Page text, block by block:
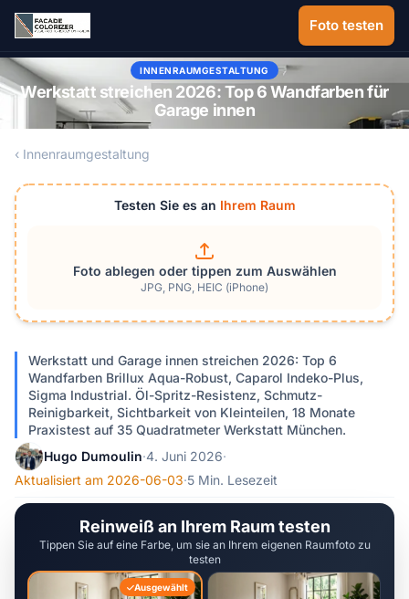
Zum Hauptinhalt springen
Foto testen
INNENRAUMGESTALTUNG
Werkstatt streichen 2026: Top 6 Wandfarben für
Garage innen
‹ Innenraumgestaltung
Testen Sie es an Ihrem Raum
Foto ablegen oder tippen zum Auswählen
JPG, PNG, HEIC (iPhone)
Werkstatt und Garage innen streichen 2026: Top 6
Wandfarben Brillux Aqua-Robust, Caparol Indeko-Plus,
Sigma Industrial. Öl-Spritz-Resistenz, Schmutz-
Reinigbarkeit, Sichtbarkeit von Kleinteilen, 18 Monate
Praxistest auf 35 Quadratmeter Werkstatt München.
Hugo Dumoulin·4. Juni 2026·
Aktualisiert am 2026-06-03·5 Min. Lesezeit
Reinweiß an Ihrem Raum testen
Tippen Sie auf eine Farbe, um sie an Ihrem eigenen Raumfoto zu
testen
Ausgewählt